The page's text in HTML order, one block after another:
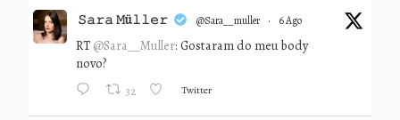
𝚂𝚊𝚛𝚊 𝙼ü𝚕𝚕𝚎𝚛 @sara__muller · 6 Ago
RT @Sara__Muller: Gostaram do meu body
novo?
32 Twitter